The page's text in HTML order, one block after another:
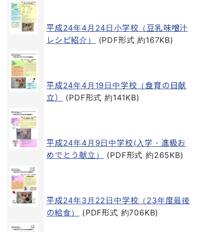
平成24年4月24日小学校（豆乳味噌汁
レシピ紹介）
(PDF形式 約167KB)
平成24年4月19日中学校（食育の日献
立）
(PDF形式 約141KB)
平成24年4月9日中学校(入学・進級お
めでとう献立）
(PDF形式 約265KB)
平成24年3月22日中学校（23年度最後
の給食）
(PDF形式 約706KB)